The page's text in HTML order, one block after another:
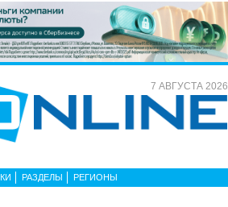
7 АВГУСТА 2026
РАЗДЕЛЫ РЕГИОНЫ